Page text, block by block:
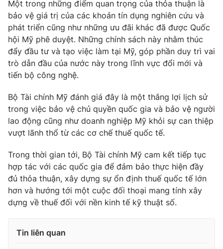
Emagazine Podcast
Photo Infographic
Video Shorts video
VTV Money VTV Thể thao
VTV Sức khoẻ Bất động sản
Thị trường 24h Tấm lòng Việt
VTV4 Vươn mình bằng AI
Một trong những điểm quan trọng của thỏa thuận là
bảo vệ giá trị của các khoản tín dụng nghiên cứu và
phát triển cũng như những ưu đãi khác đã được Quốc
hội Mỹ phê duyệt. Những chính sách này nhằm thúc
đẩy đầu tư và tạo việc làm tại Mỹ, góp phần duy trì vai
trò dẫn đầu của nước này trong lĩnh vực đổi mới và
tiến bộ công nghệ.
Bộ Tài chính Mỹ đánh giá đây là một thắng lợi lịch sử
trong việc bảo vệ chủ quyền quốc gia và bảo vệ người
lao động cũng như doanh nghiệp Mỹ khỏi sự can thiệp
vượt lãnh thổ từ các cơ chế thuế quốc tế.
Trong thời gian tới, Bộ Tài chính Mỹ cam kết tiếp tục
hợp tác với các quốc gia để đảm bảo thực hiện đầy
đủ thỏa thuận, xây dựng sự ổn định thuế quốc tế lớn
hơn và hướng tới một cuộc đối thoại mang tính xây
dựng về thuế đối với nền kinh tế kỹ thuật số.
Tin liên quan